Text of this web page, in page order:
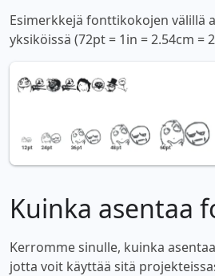
Esimerkkejä fonttikokojen välillä
yksiköissä (72pt = 1in = 2.54cm =
Kuinka asentaa
Kerromme sinulle, kuinka
jotta voit käyttää sitä